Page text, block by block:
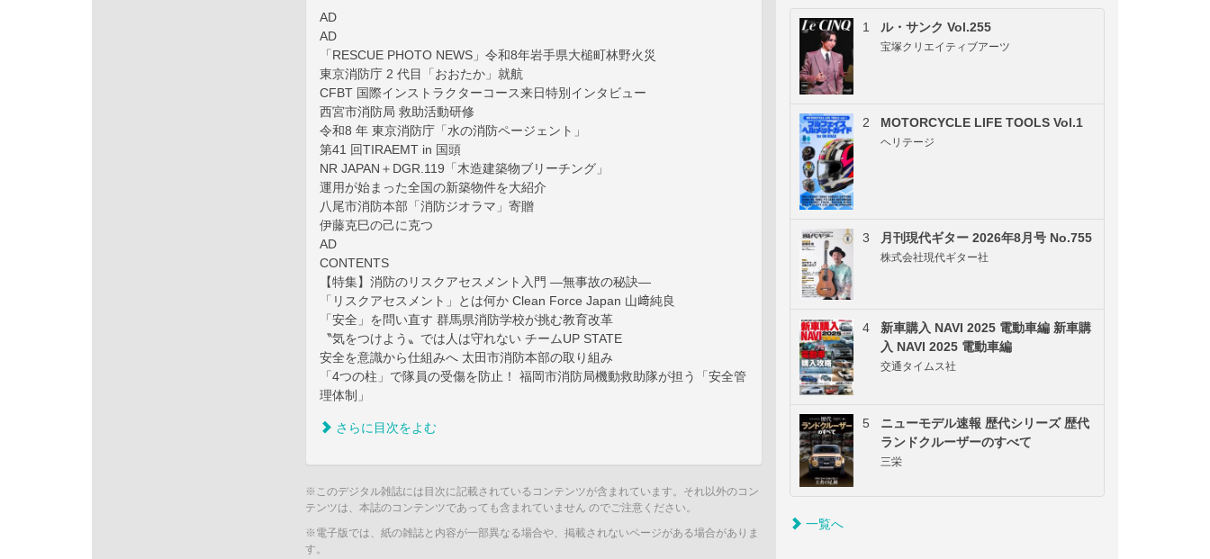
AD
AD
「RESCUE PHOTO NEWS」令和8年岩手県大槌町林野火災
東京消防庁 2 代目「おおたか」就航
CFBT 国際インストラクターコース来日特別インタビュー
西宮市消防局 救助活動研修
令和8 年 東京消防庁「水の消防ページェント」
第41 回TIRAEMT in 国頭
NR JAPAN＋DGR.119「木造建築物ブリーチング」
運用が始まった全国の新築物件を大紹介
八尾市消防本部「消防ジオラマ」寄贈
伊藤克巳の己に克つ
AD
CONTENTS
【特集】消防のリスクアセスメント入門 ―無事故の秘訣―
「リスクアセスメント」とは何か Clean Force Japan 山﨑純良
「安全」を問い直す 群馬県消防学校が挑む教育改革
〝気をつけよう〟では人は守れない チームUP STATE
安全を意識から仕組みへ 太田市消防本部の取り組み
「4つの柱」で隊員の受傷を防止！ 福岡市消防局機動救助隊が担う「安全管
理体制」
さらに目次をよむ
※このデジタル雑誌には目次に記載されているコンテンツが含まれています。それ以外のコン
テンツは、本誌のコンテンツであっても含まれていません のでご注意ください。
※電子版では、紙の雑誌と内容が一部異なる場合や、掲載されないページがある場合がありま
す。
1 ル・サンク Vol.255
宝塚クリエイティブアーツ
2 MOTORCYCLE LIFE TOOLS Vol.1
ヘリテージ
3 月刊現代ギター 2026年8月号 No.755
株式会社現代ギター社
4
新車購入 NAVI 2025 電動車編 新車購
入 NAVI 2025 電動車編
交通タイムス社
5
ニューモデル速報 歴代シリーズ 歴代
ランドクルーザーのすべて
三栄
一覧へ